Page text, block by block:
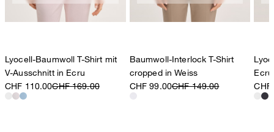
Lyocell-Baumwoll T-Shirt mit
V-Ausschnitt in Ecru
CHF 110.00CHF 169.00
Baumwoll-Interlock T-Shirt
cropped in Weiss
CHF 99.00CHF 149.00
Ecru